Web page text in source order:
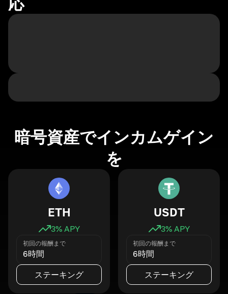
暗号資産でインカムゲイン
を
ETH
3% APY
初回の報酬まで
6時間
ステーキング
USDT
3% APY
初回の報酬まで
6時間
ステーキング